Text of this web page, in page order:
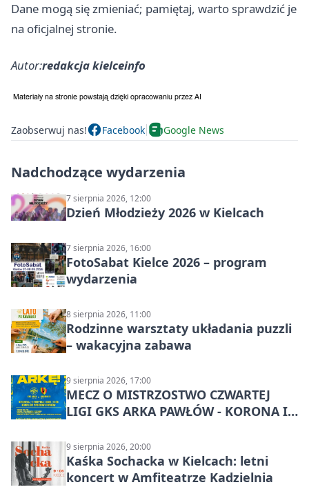
Dane mogą się zmieniać; pamiętaj, warto sprawdzić je
na oficjalnej stronie.
Autor:redakcja kielceinfo
Zaobserwuj nas! Facebook Google News
Nadchodzące wydarzenia
7 sierpnia 2026, 12:00
Dzień Młodzieży 2026 w Kielcach
7 sierpnia 2026, 16:00
FotoSabat Kielce 2026 – program
wydarzenia
8 sierpnia 2026, 11:00
Rodzinne warsztaty układania puzzli
– wakacyjna zabawa
9 sierpnia 2026, 17:00
MECZ O MISTRZOSTWO CZWARTEJ
LIGI GKS ARKA PAWŁÓW - KORONA III
9 sierpnia 2026, 20:00
Kaśka Sochacka w Kielcach: letni
koncert w Amfiteatrze Kadzielnia